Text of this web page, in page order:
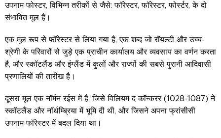
उपनाम फोस्टर, विभिन्न तरीकों से जैसे: फॉरेस्टर, फॉरेस्टर, फोर्स्टर, के दो
संभावित मूल हैं।
एक मूल रूप से फॉरेस्टर से लिया गया है, एक शब्द जो रॉयल्टी और उच्च-
श्रेणी के परिवारों से जुड़े एक प्राचीन कार्यालय और व्यवसाय का वर्णन करता
है, और स्कॉटलैंड और इंग्लैंड में कुलों और राज्यों की सबसे पुरानी आदिवासी
प्रणालियों की तारीख है।
दूसरा मूल एक नॉर्मन रईस में है, जिसे विलियम द कॉन्करर (1028-1087) ने
स्कॉटलैंड और नॉर्थम्ब्रिया में भूमि दी थी, और जिसने अपना फ्रांसीसी
उपनाम फॉरेस्टर में बदल दिया था।